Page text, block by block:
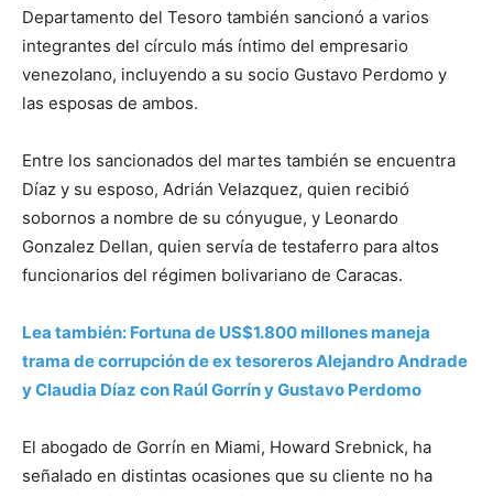
Departamento del Tesoro también sancionó a varios
integrantes del círculo más íntimo del empresario
venezolano, incluyendo a su socio Gustavo Perdomo y
las esposas de ambos.
Entre los sancionados del martes también se encuentra
Díaz y su esposo, Adrián Velazquez, quien recibió
sobornos a nombre de su cónyugue, y Leonardo
Gonzalez Dellan, quien servía de testaferro para altos
funcionarios del régimen bolivariano de Caracas.
Lea también: Fortuna de US$1.800 millones maneja
trama de corrupción de ex tesoreros Alejandro Andrade
y Claudia Díaz con Raúl Gorrín y Gustavo Perdomo
El abogado de Gorrín en Miami, Howard Srebnick, ha
señalado en distintas ocasiones que su cliente no ha